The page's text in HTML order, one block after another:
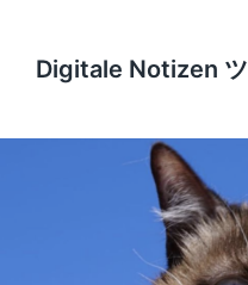
Digitale Notizen ツ